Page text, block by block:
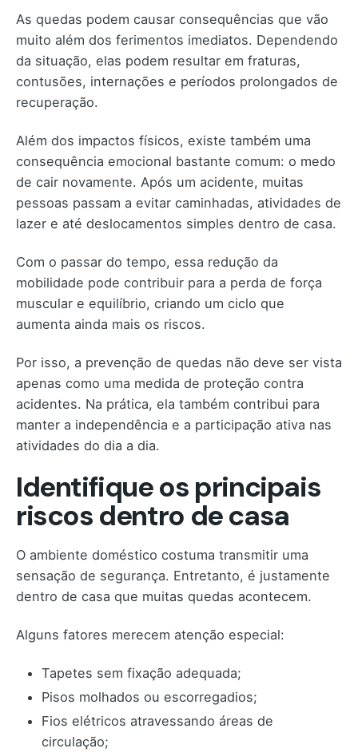
As quedas podem causar consequências que vão
muito além dos ferimentos imediatos. Dependendo
da situação, elas podem resultar em fraturas,
contusões, internações e períodos prolongados de
recuperação.
Além dos impactos físicos, existe também uma
consequência emocional bastante comum: o medo
de cair novamente. Após um acidente, muitas
pessoas passam a evitar caminhadas, atividades de
lazer e até deslocamentos simples dentro de casa.
Com o passar do tempo, essa redução da
mobilidade pode contribuir para a perda de força
muscular e equilíbrio, criando um ciclo que
aumenta ainda mais os riscos.
Por isso, a prevenção de quedas não deve ser vista
apenas como uma medida de proteção contra
acidentes. Na prática, ela também contribui para
manter a independência e a participação ativa nas
atividades do dia a dia.
Identifique os principais
riscos dentro de casa
O ambiente doméstico costuma transmitir uma
sensação de segurança. Entretanto, é justamente
dentro de casa que muitas quedas acontecem.
Alguns fatores merecem atenção especial:
Tapetes sem fixação adequada;
Pisos molhados ou escorregadios;
Fios elétricos atravessando áreas de
circulação;